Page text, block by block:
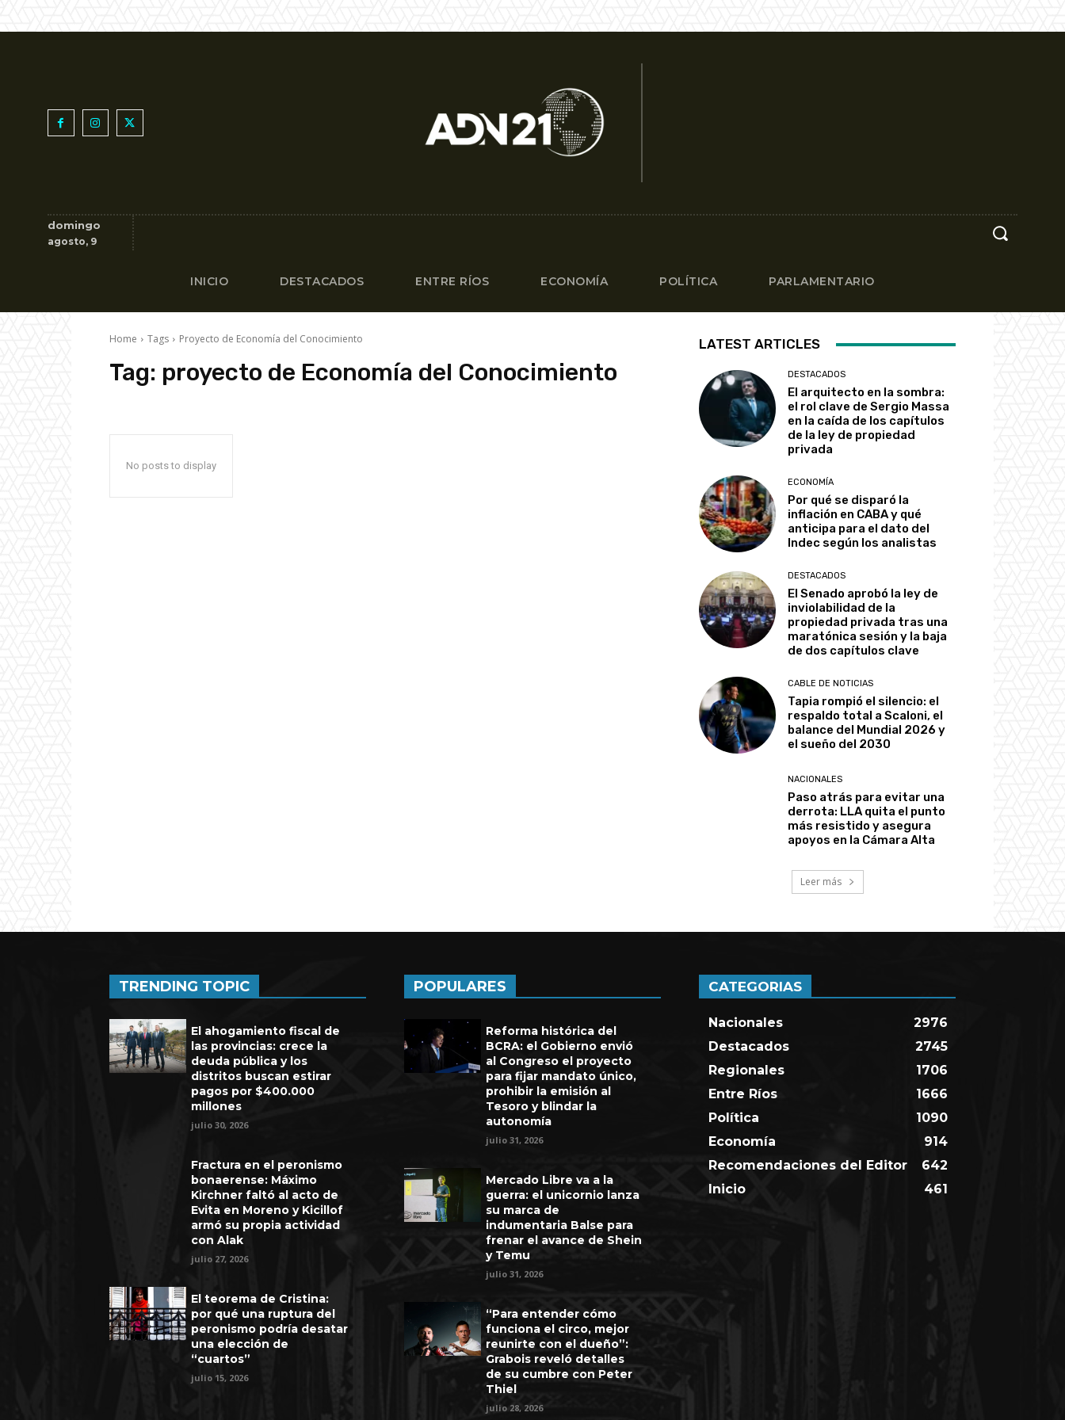
domingo
agosto, 9
INICIO DESTACADOS ENTRE RÍOS ECONOMÍA POLÍTICA PARLAMENTARIO
Home Tags Proyecto de Economía del Conocimiento
Tag: proyecto de Economía del Conocimiento
No posts to display
LATEST ARTICLES
DESTACADOS
El arquitecto en la sombra:
el rol clave de Sergio Massa
en la caída de los capítulos
de la ley de propiedad
privada
ECONOMÍA
Por qué se disparó la
inflación en CABA y qué
anticipa para el dato del
Indec según los analistas
DESTACADOS
El Senado aprobó la ley de
inviolabilidad de la
propiedad privada tras una
maratónica sesión y la baja
de dos capítulos clave
CABLE DE NOTICIAS
Tapia rompió el silencio: el
respaldo total a Scaloni, el
balance del Mundial 2026 y
el sueño del 2030
NACIONALES
Paso atrás para evitar una
derrota: LLA quita el punto
más resistido y asegura
apoyos en la Cámara Alta
Leer más
TRENDING TOPIC
El ahogamiento fiscal de
las provincias: crece la
deuda pública y los
distritos buscan estirar
pagos por $400.000
millones
julio 30, 2026
Fractura en el peronismo
bonaerense: Máximo
Kirchner faltó al acto de
Evita en Moreno y Kicillof
armó su propia actividad
con Alak
julio 27, 2026
El teorema de Cristina:
por qué una ruptura del
peronismo podría desatar
una elección de
“cuartos”
julio 15, 2026
POPULARES
Reforma histórica del
BCRA: el Gobierno envió
al Congreso el proyecto
para fijar mandato único,
prohibir la emisión al
Tesoro y blindar la
autonomía
julio 31, 2026
Mercado Libre va a la
guerra: el unicornio lanza
su marca de
indumentaria Balse para
frenar el avance de Shein
y Temu
julio 31, 2026
“Para entender cómo
funciona el circo, mejor
reunirte con el dueño”:
Grabois reveló detalles
de su cumbre con Peter
Thiel
julio 28, 2026
CATEGORIAS
Nacionales
2976
Destacados
2745
Regionales
1706
Entre Ríos
1666
Política
1090
Economía
914
Recomendaciones del Editor
642
Inicio
461